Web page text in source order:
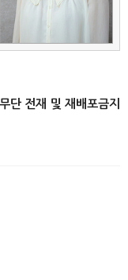
단 전재 및 재배포금지